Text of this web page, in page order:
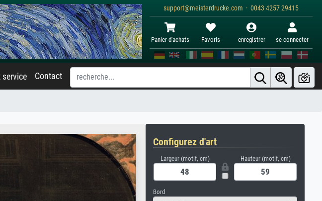
support@meisterdrucke.com · 0043 4257 29415
Panier d'achats Favoris enregistrer se connecter
service Contact
Configurez d'art
Largeur (motif, cm) Hauteur (motif, cm)
Bord